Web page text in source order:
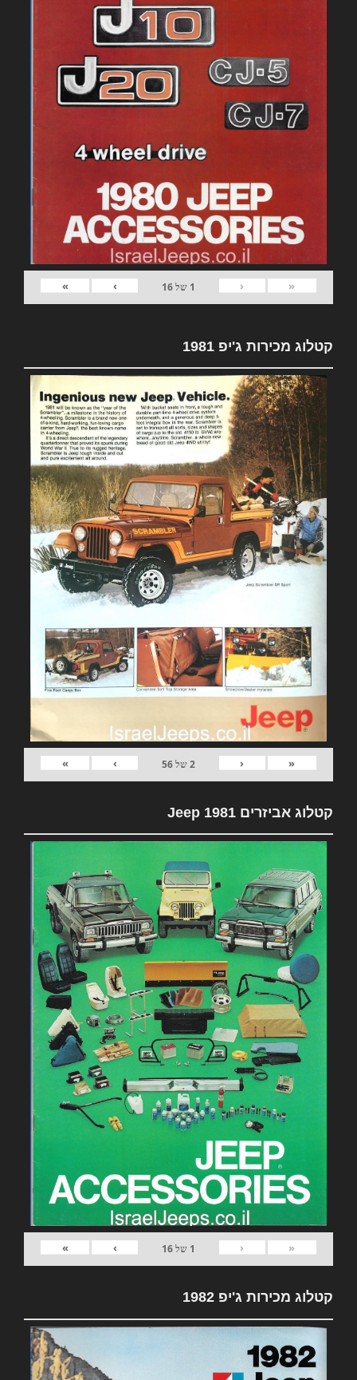
«
‹
1 של16
›
»
קטלוג מכירות ג'יפ 1981
«
‹
2של56
›
»
קטלוג אביזרים 1981 Jeep
«
‹
1 של16
›
»
קטלוג מכירות ג'יפ 1982